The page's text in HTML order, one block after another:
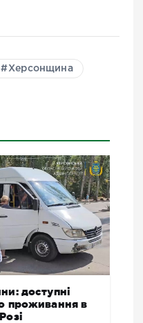
Херсонщина
доступні
проживання в